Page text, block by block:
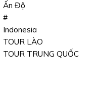
Ấn Độ
#
Indonesia
TOUR LÀO
TOUR TRUNG QUỐC